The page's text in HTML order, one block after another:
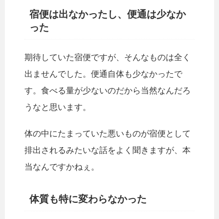
宿便は出なかったし、便通は少なか
った
期待していた宿便ですが、そんなものは全く
出ませんでした。便通自体も少なかったで
す。食べる量が少ないのだから当然なんだろ
うなと思います。
体の中にたまっていた悪いものが宿便として
排出されるみたいな話をよく聞きますが、本
当なんですかねぇ。
体質も特に変わらなかった